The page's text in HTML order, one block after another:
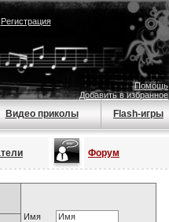
Регистрация
Помощь
Добавить в избранное
Видео приколы Flash-игры
Форум
Имя